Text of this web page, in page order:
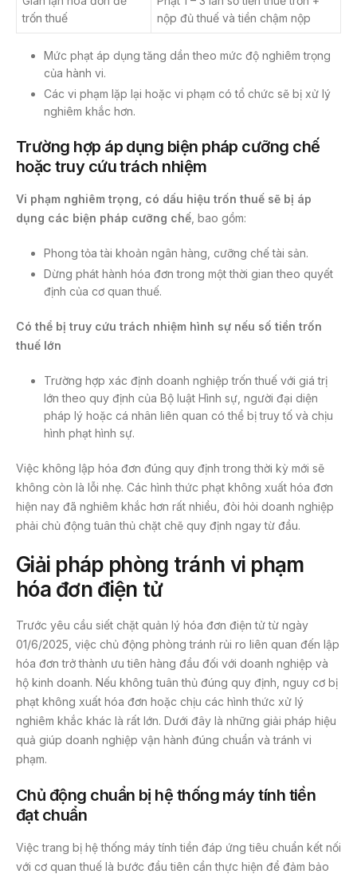
trốn thuế
nộp đủ thuế và tiền chậm nộp
Mức phạt áp dụng tăng dần theo mức độ nghiêm trọng
của hành vi.
Các vi phạm lặp lại hoặc vi phạm có tổ chức sẽ bị xử lý
nghiêm khắc hơn.
Trường hợp áp dụng biện pháp cưỡng chế
hoặc truy cứu trách nhiệm
Vi phạm nghiêm trọng, có dấu hiệu trốn thuế sẽ bị áp
dụng các biện pháp cưỡng chế , bao gồm:
Phong tỏa tài khoản ngân hàng, cưỡng chế tài sản.
Dừng phát hành hóa đơn trong một thời gian theo quyết
định của cơ quan thuế.
Có thể bị truy cứu trách nhiệm hình sự nếu số tiền trốn
thuế lớn
Trường hợp xác định doanh nghiệp trốn thuế với giá trị
lớn theo quy định của Bộ luật Hình sự, người đại diện
pháp lý hoặc cá nhân liên quan có thể bị truy tố và chịu
hình phạt hình sự.
Việc không lập hóa đơn đúng quy định trong thời kỳ mới sẽ
không còn là lỗi nhẹ. Các hình thức phạt không xuất hóa đơn
hiện nay đã nghiêm khắc hơn rất nhiều, đòi hỏi doanh nghiệp
phải chủ động tuân thủ chặt chẽ quy định ngay từ đầu.
Giải pháp phòng tránh vi phạm
hóa đơn điện tử
Trước yêu cầu siết chặt quản lý hóa đơn điện tử từ ngày
01/6/2025, việc chủ động phòng tránh rủi ro liên quan đến lập
hóa đơn trở thành ưu tiên hàng đầu đối với doanh nghiệp và
hộ kinh doanh. Nếu không tuân thủ đúng quy định, nguy cơ bị
phạt không xuất hóa đơn hoặc chịu các hình thức xử lý
nghiêm khắc khác là rất lớn. Dưới đây là những giải pháp hiệu
quả giúp doanh nghiệp vận hành đúng chuẩn và tránh vi
phạm.
Chủ động chuẩn bị hệ thống máy tính tiền
đạt chuẩn
Việc trang bị hệ thống máy tính tiền đáp ứng tiêu chuẩn kết nối
với cơ quan thuế là bước đầu tiên cần thực hiện để đảm bảo